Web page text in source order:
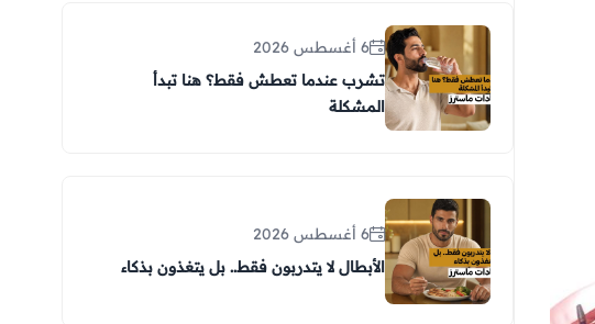
6 أغسطس 2026
تشرب عندما تعطش فقط؟ هنا تبدأ
المشكلة
6 أغسطس 2026
الأبطال لا يتدربون فقط.. بل يتغذون بذكاء